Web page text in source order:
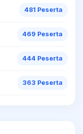
481 Peserta
469 Peserta
444 Peserta
363 Peserta